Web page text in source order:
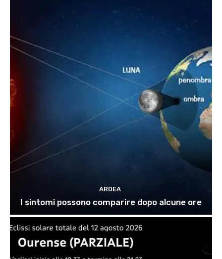
ARDEA
I sintomi possono comparire dopo alcune ore